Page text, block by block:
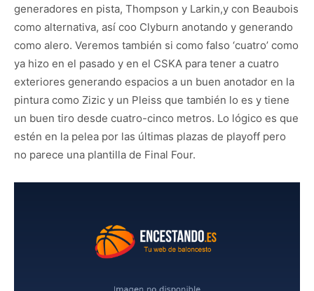
generadores en pista, Thompson y Larkin,y con Beaubois
como alternativa, así coo Clyburn anotando y generando
como alero. Veremos también si como falso ‘cuatro’ como
ya hizo en el pasado y en el CSKA para tener a cuatro
exteriores generando espacios a un buen anotador en la
pintura como Zizic y un Pleiss que también lo es y tiene
un buen tiro desde cuatro-cinco metros. Lo lógico es que
estén en la pelea por las últimas plazas de playoff pero
no parece una plantilla de Final Four.